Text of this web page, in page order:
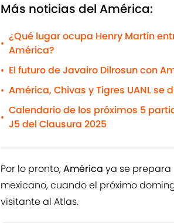
Más noticias del América:
•
¿Qué lugar ocupa Henry Martín
América?
• El futuro de Javairo Dilrosun con
• América, Chivas y Tigres UANL
•
Calendario de los próximos 5
J5 del Clausura 2025
Por lo pronto,América ya se
mexicano, cuando el próximo
visitante al Atlas.